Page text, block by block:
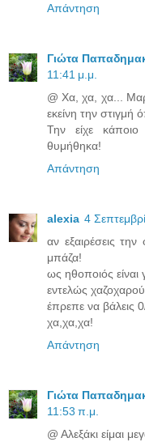
Απάντηση
Γιώτα
11:41 μ.μ.
@ Χα, χα, χα...
εκείνη την στιγμή
Την είχε
θυμήθηκα!
Απάντηση
alexia 4
αν εξαιρέσεις
μπάζα!
ως ηθοποιός είναι
εντελώς
έπρεπε να βάλεις
χα,χα,χα!
Απάντηση
Γιώτα
11:53 π.μ.
@ Αλεξάκι είμαι